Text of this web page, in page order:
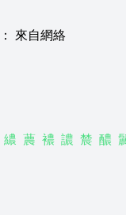
：來自網絡
繷 蕽 襛 譨 辳 醲